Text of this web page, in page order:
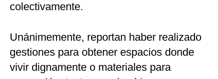
colectivamente.
Unánimemente, reportan haber realizado
gestiones para obtener espacios donde
vivir dignamente o materiales para